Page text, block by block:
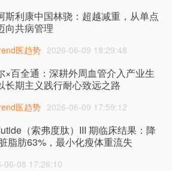
斯利康中国林骁：超越减重，从单点
向共病管理
医趋势 2026-06-09 18:29:48
×百全通：深耕外周血管介入产业生
长期主义践行耐心致远之路
医趋势 2026-06-09 17:59:12
（索弗度肽）III 期临床结果：降
脂肪63%，最小化瘦体重流失
06-08 17:26:10